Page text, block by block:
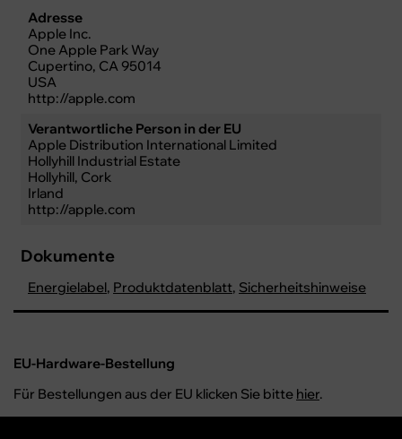
Adresse
Apple Inc.
One Apple Park Way
Cupertino, CA 95014
USA
http://apple.com
Verantwortliche Person in der EU
Apple Distribution International Limited
Hollyhill Industrial Estate
Hollyhill, Cork
Irland
http://apple.com
Dokumente
Energielabel, Produktdatenblatt, Sicherheitshinweise
EU-Hardware-Bestellung
Für Bestellungen aus der EU klicken Sie bitte hier.